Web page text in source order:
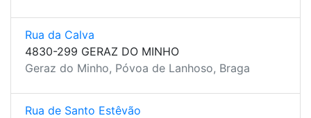
Rua da Calva
4830-299 GERAZ DO MINHO
Geraz do Minho, Póvoa de Lanhoso, Braga
Rua de Santo Estêvão